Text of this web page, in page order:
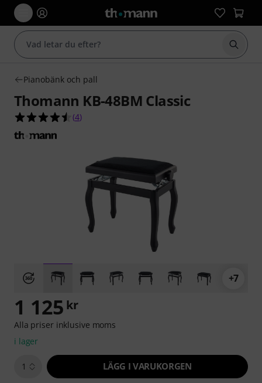
Börja
Pianobänk och pall
Thomann KB-48BM Classic
4.5 av 5 stjärnor från 4 kundbetyg
(4)
+7
1 125 kr
Alla priser inklusive moms
i lager
1 LÄGG I VARUKORGEN